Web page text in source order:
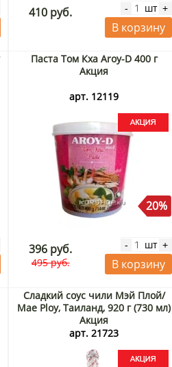
410 руб. - шт +
В корзину
Паста Том Кха Aroy-D 400 г
Акция
арт. 12119
20%
396 руб.
495 руб.
- шт +
В корзину
Сладкий соус чили Мэй Плой/
Mae Ploy, Таиланд, 920 г (730 мл)
Акция
арт. 21723